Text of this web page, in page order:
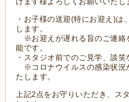
・お子様の送迎 (特にお迎え )は
します。
※お迎えが遅れる旨のご連絡
能です。
・スタジオ前でのご見学、談
※コロナウイルスの感染状況
たします。
上記2点をお守りいただき、ス